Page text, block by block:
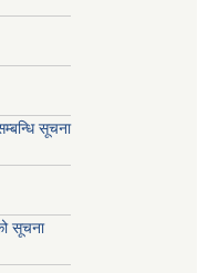
सूचना
सूचना